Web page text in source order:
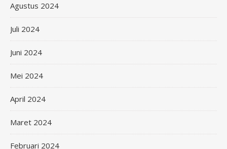
Agustus 2024
Juli 2024
Juni 2024
Mei 2024
April 2024
Maret 2024
Februari 2024